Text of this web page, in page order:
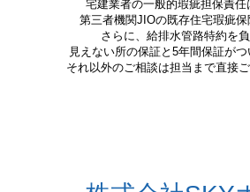
宅建業者の一般的瑕疵担保責任
第三者機関JIOの既存住宅瑕疵保
さらに、給排水管路特約を負
見えない所の保証と5年間保証がつ
それ以外のご相談は担当まで直接ご